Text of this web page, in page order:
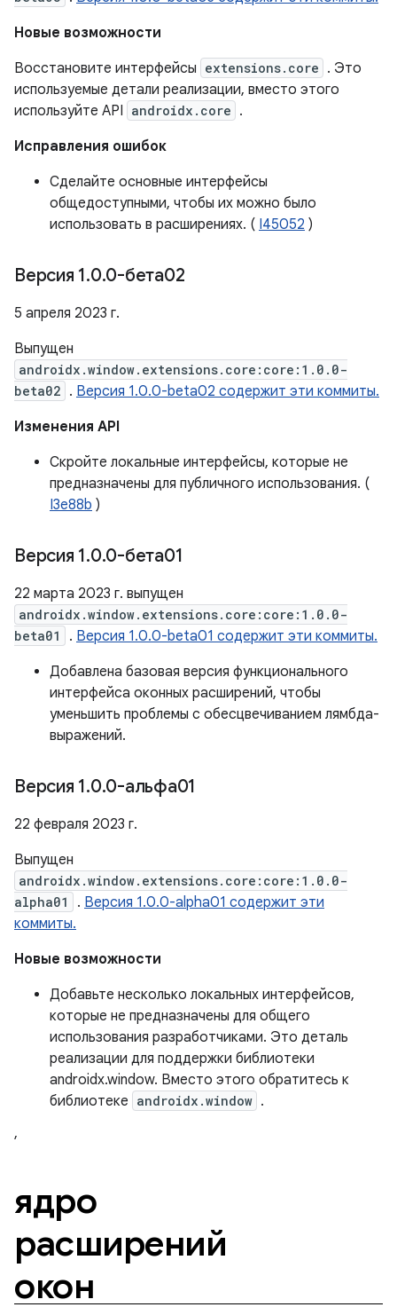
Новые возможности
Восстановите интерфейсы extensions.core . Это
используемые детали реализации, вместо этого
используйте API androidx.core .
Исправления ошибок
Сделайте основные интерфейсы
общедоступными, чтобы их можно было
использовать в расширениях. ( I45052 )
Версия 1.0.0-бета02
5 апреля 2023 г.
Выпущен
androidx.window.extensions.core:core:1.0.0-
beta02 . Версия 1.0.0-beta02 содержит эти коммиты.
Изменения API
Скройте локальные интерфейсы, которые не
предназначены для публичного использования. (
I3e88b )
Версия 1.0.0-бета01
22 марта 2023 г. выпущен
androidx.window.extensions.core:core:1.0.0-
beta01
. Версия 1.0.0-beta01 содержит эти коммиты.
Добавлена ​​базовая версия функционального
интерфейса оконных расширений, чтобы
уменьшить проблемы с обесцвечиванием лямбда-
выражений.
Версия 1.0.0-альфа01
22 февраля 2023 г.
Выпущен
androidx.window.extensions.core:core:1.0.0-
alpha01
. Версия 1.0.0-alpha01 содержит эти
коммиты.
Новые возможности
Добавьте несколько локальных интерфейсов,
которые не предназначены для общего
использования разработчиками. Это деталь
реализации для поддержки библиотеки
androidx.window. Вместо этого обратитесь к
библиотеке androidx.window .
,
ядро
расширений
окон